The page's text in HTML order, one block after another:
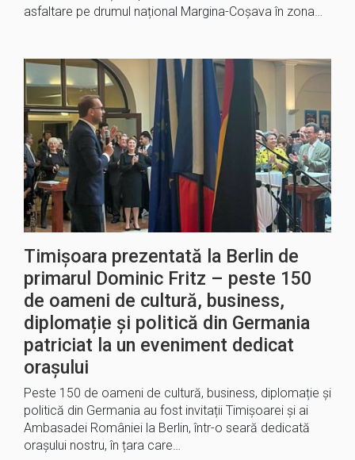
asfaltare pe drumul național Margina-Coșava în zona…
Timișoara prezentată la Berlin de
primarul Dominic Fritz – peste 150
de oameni de cultură, business,
diplomație și politică din Germania
patriciat la un eveniment dedicat
orașului
Peste 150 de oameni de cultură, business, diplomație și
politică din Germania au fost invitații Timișoarei și ai
Ambasadei României la Berlin, într-o seară dedicată
orașului nostru, în țara care…